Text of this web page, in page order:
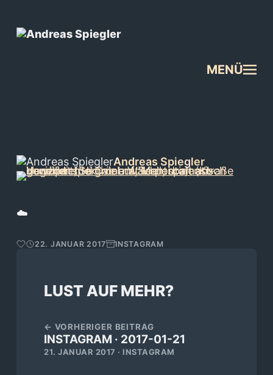
MENÜ
Andreas Spiegler
☁️
22. JANUAR 2017 INSTAGRAM
LUST AUF MEHR?
← VORHERIGER BEITRAG
INSTAGRAM · 2017-01-21
21. JANUAR 2017 · INSTAGRAM